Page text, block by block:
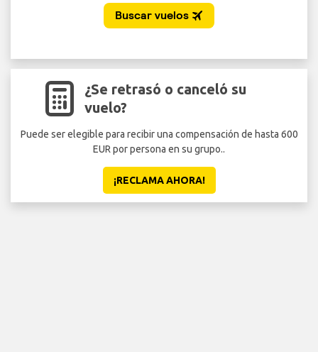
¿Se retrasó o canceló su
vuelo?
Puede ser elegible para recibir una compensación de hasta 600
EUR por persona en su grupo..
¡RECLAMA AHORA!